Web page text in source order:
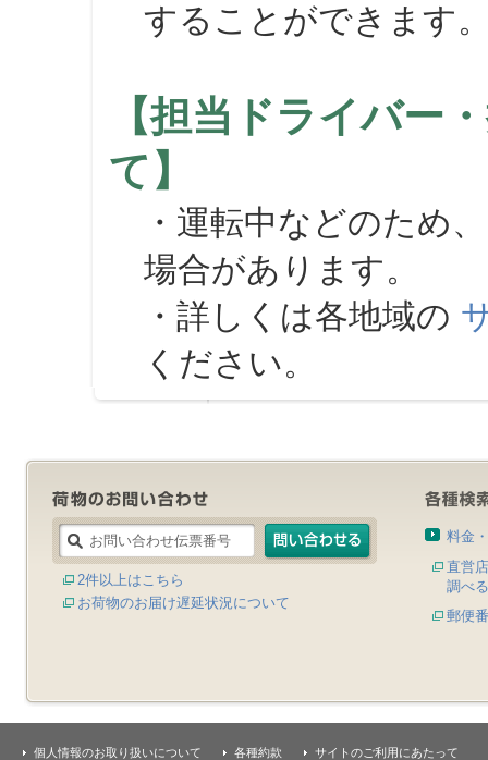
することができます
【担当ドライバー
て】
・運転中などのため
場合があります。
・詳しくは各地域の
ください。
2件以上はこちら
お荷物のお届け遅延状況について
料金
直営
調べる
郵便
個人情報のお取り扱いについて 各種約款 サイトのご利用にあたって